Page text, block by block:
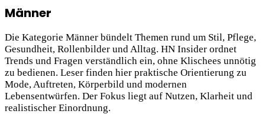
Männer
Die Kategorie Männer bündelt Themen rund um Stil, Pflege,
Gesundheit, Rollenbilder und Alltag. HN Insider ordnet
Trends und Fragen verständlich ein, ohne Klischees unnötig
zu bedienen. Leser finden hier praktische Orientierung zu
Mode, Auftreten, Körperbild und modernen
Lebensentwürfen. Der Fokus liegt auf Nutzen, Klarheit und
realistischer Einordnung.